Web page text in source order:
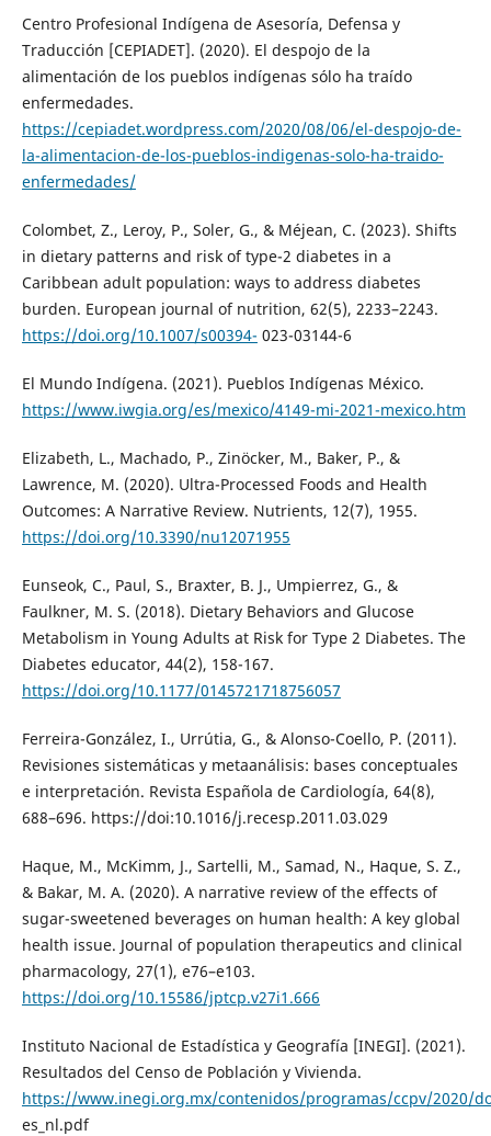
Centro Profesional Indígena de Asesoría, Defensa y
Traducción [CEPIADET]. (2020). El despojo de la
alimentación de los pueblos indígenas sólo ha traído
enfermedades.
https://cepiadet.wordpress.com/2020/08/06/el-despojo-de-
la-alimentacion-de-los-pueblos-indigenas-solo-ha-traido-
enfermedades/
Colombet, Z., Leroy, P., Soler, G., & Méjean, C. (2023). Shifts
in dietary patterns and risk of type-2 diabetes in a
Caribbean adult population: ways to address diabetes
burden. European journal of nutrition, 62(5), 2233–2243.
https://doi.org/10.1007/s00394- 023-03144-6
El Mundo Indígena. (2021). Pueblos Indígenas México.
https://www.iwgia.org/es/mexico/4149-mi-2021-mexico.htm
Elizabeth, L., Machado, P., Zinöcker, M., Baker, P., &
Lawrence, M. (2020). Ultra-Processed Foods and Health
Outcomes: A Narrative Review. Nutrients, 12(7), 1955.
https://doi.org/10.3390/nu12071955
Eunseok, C., Paul, S., Braxter, B. J., Umpierrez, G., &
Faulkner, M. S. (2018). Dietary Behaviors and Glucose
Metabolism in Young Adults at Risk for Type 2 Diabetes. The
Diabetes educator, 44(2), 158-167.
https://doi.org/10.1177/0145721718756057
Ferreira-González, I., Urrútia, G., & Alonso-Coello, P. (2011).
Revisiones sistemáticas y metaanálisis: bases conceptuales
e interpretación. Revista Española de Cardiología, 64(8),
688–696. https://doi:10.1016/j.recesp.2011.03.029
Haque, M., McKimm, J., Sartelli, M., Samad, N., Haque, S. Z.,
& Bakar, M. A. (2020). A narrative review of the effects of
sugar-sweetened beverages on human health: A key global
health issue. Journal of population therapeutics and clinical
pharmacology, 27(1), e76–e103.
https://doi.org/10.15586/jptcp.v27i1.666
Instituto Nacional de Estadística y Geografía [INEGI]. (2021).
Resultados del Censo de Población y Vivienda.
https://www.inegi.org.mx/contenidos/programas/ccpv/2020/
es_nl.pdf